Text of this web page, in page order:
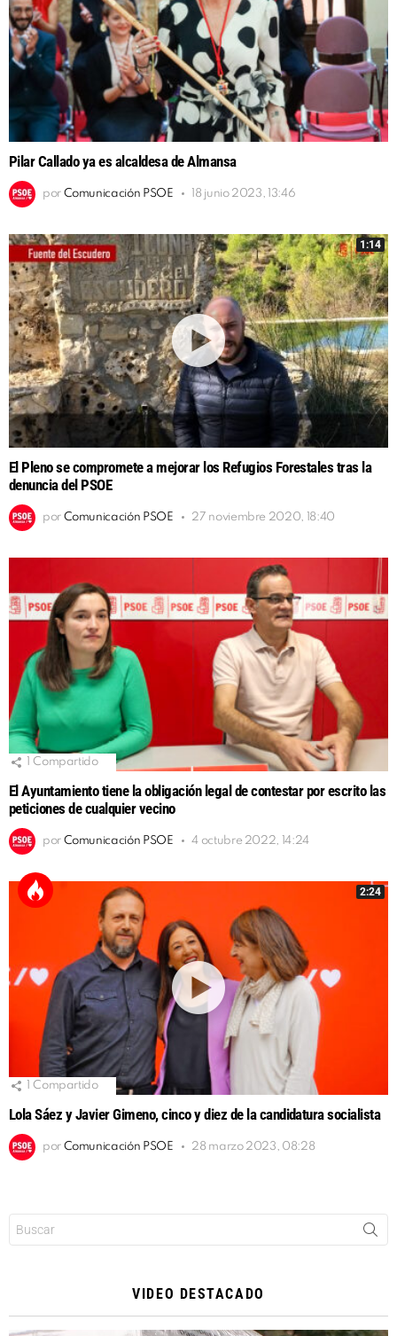
Pilar Callado ya es alcaldesa de Almansa
por Comunicación PSOE 18 junio 2023, 13:46
1:14
El Pleno se compromete a mejorar los Refugios Forestales tras la
denuncia del PSOE
por Comunicación PSOE 27 noviembre 2020, 18:40
Compartido
El Ayuntamiento tiene la obligación legal de contestar por escrito las
peticiones de cualquier vecino
por Comunicación PSOE 4 octubre 2022, 14:24
2:24
Compartido
Lola Sáez y Javier Gimeno, cinco y diez de la candidatura socialista
por Comunicación PSOE 28 marzo 2023, 08:28
VIDEO DESTACADO